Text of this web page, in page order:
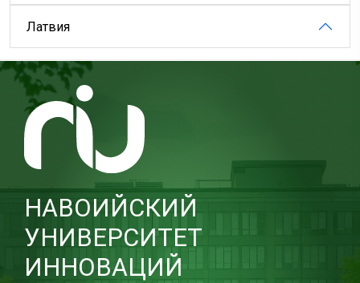
Латвия
НАВОИЙСКИЙ
УНИВЕРСИТЕТ
ИННОВАЦИЙ